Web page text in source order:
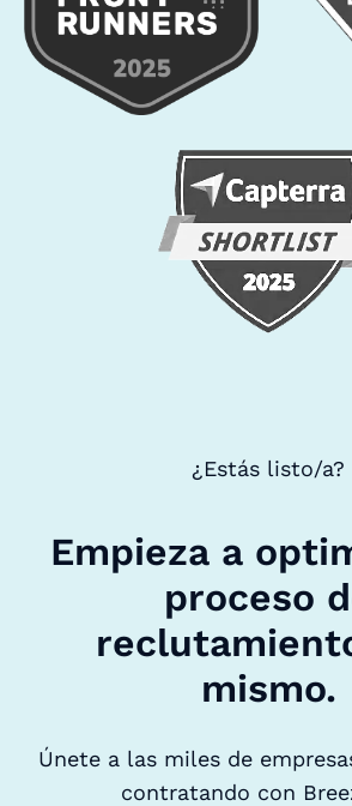
¿Estás listo/a?
Empieza a
proceso
mismo.
Únete a las miles de
contratando con